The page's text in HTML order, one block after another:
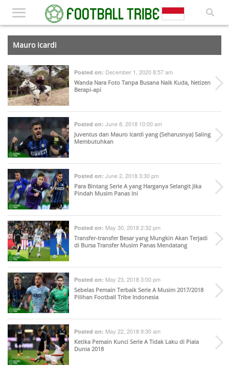
Mauro Icardi
Posted on: December 1, 2020 8:57 am
Wanda Nara Foto Tanpa Busana Naik Kuda, Netizen
Berapi-api
Posted on: June 8, 2018 10:00 am
Juventus dan Mauro Icardi yang (Seharusnya) Saling
Membutuhkan
Posted on: June 2, 2018 3:30 pm
Para Bintang Serie A yang Harganya Selangit Jika
Pindah Musim Panas Ini
Posted on: May 30, 2018 2:32 pm
Transfer-transfer Besar yang Mungkin Akan Terjadi
di Bursa Transfer Musim Panas Mendatang
Posted on: May 23, 2018 3:00 pm
Sebelas Pemain Terbaik Serie A Musim 2017/2018
Pilihan Football Tribe Indonesia
Posted on: May 22, 2018 9:30 am
Ketika Pemain Kunci Serie A Tidak Laku di Piala
Dunia 2018